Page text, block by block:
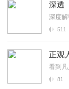
深透
深度
511
正观
看到
81